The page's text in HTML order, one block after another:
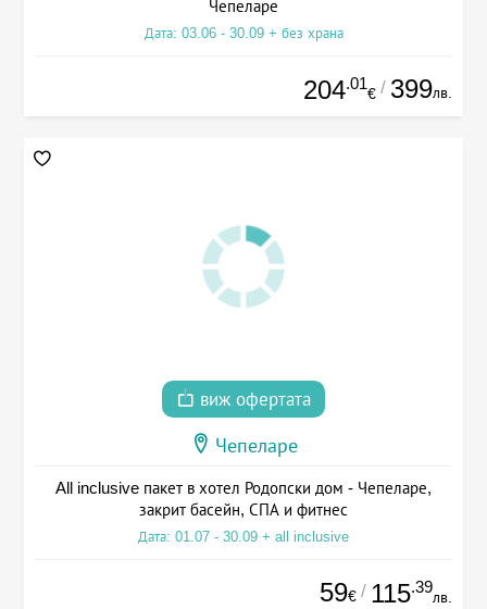
Чепеларе
Дата: 03.06 - 30.09 + без храна
204.01
€ / 399лв.
виж офертата
Чепеларе
All inclusive пакет в хотел Родопски дом - Чепеларе,
закрит басейн, СПА и фитнес
Дата: 01.07 - 30.09 + all inclusive
59€ / 115.39
лв.